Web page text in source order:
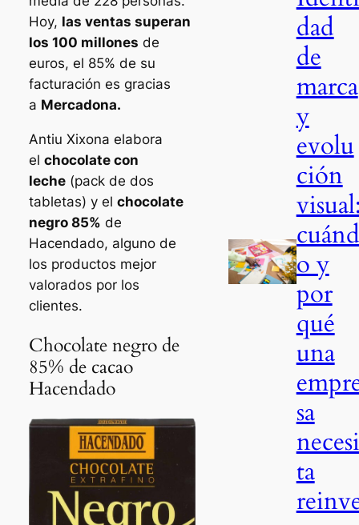
Hoy, las ventas superan
los 100 millones de
euros, el 85% de su
facturación es gracias
a Mercadona.
Antiu Xixona elabora
el chocolate con
leche(packde dos
tabletas) y el chocolate
negro 85% de
Hacendado, alguno de
los productos mejor
valorados por los
clientes.
Chocolate negro de
85% de cacao
Hacendado
dad
de
marca
y
evolu
ción
cuánd
o y
por
qué
una
sa
necesi
ta